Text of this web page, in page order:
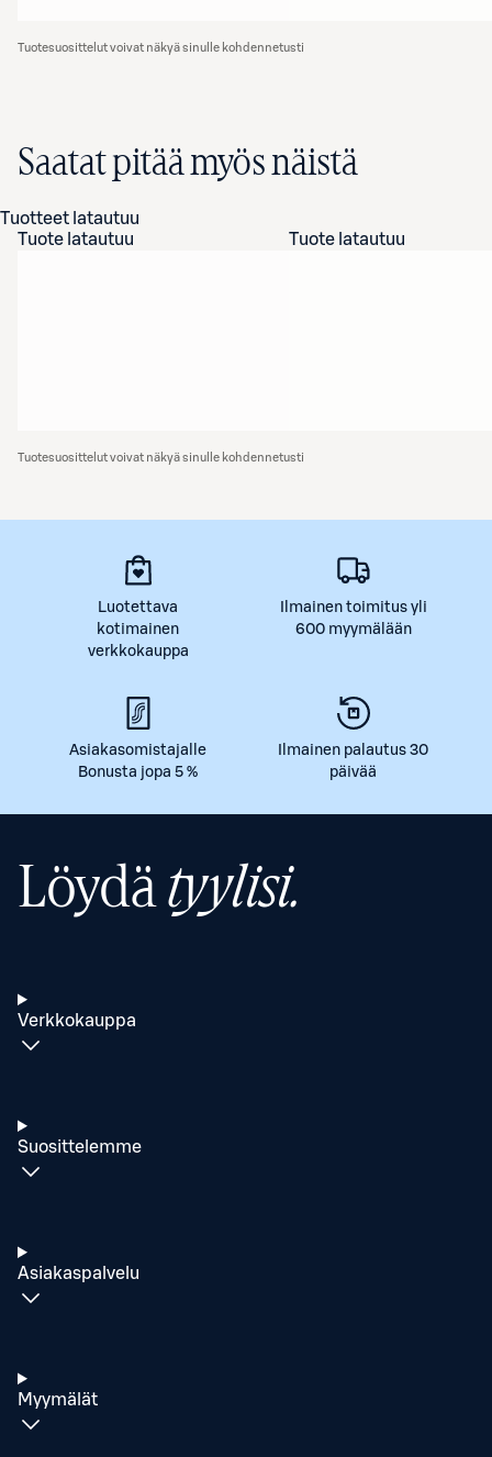
Tuotesuosittelut voivat näkyä sinulle kohdennetusti
Saatat pitää myös näistä
Tuotteet latautuu
Tuote latautuu
Tuote latautuu
Tuotesuosittelut voivat näkyä sinulle kohdennetusti
Luotettava
kotimainen
verkkokauppa
Ilmainen toimitus yli
600 myymälään
Asiakasomistajalle
Bonusta jopa 5 %
Ilmainen palautus 30
päivää
Löydätyylisi.
Verkkokauppa
Suosittelemme
Asiakaspalvelu
Myymälät